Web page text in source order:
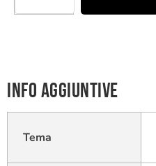
Info aggiuntive
Tema